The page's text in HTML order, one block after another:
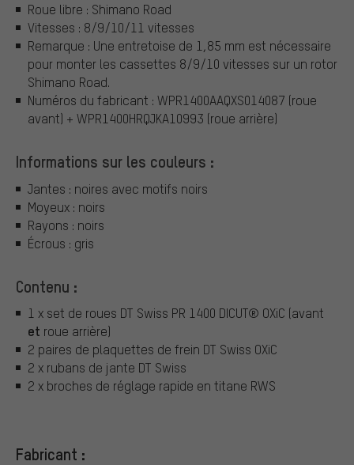
Roue libre : Shimano Road
Vitesses : 8/9/10/11 vitesses
Remarque : Une entretoise de 1,85 mm est nécessaire
pour monter les cassettes 8/9/10 vitesses sur un rotor
Shimano Road.
Numéros du fabricant : WPR1400AAQXS014087 (roue
avant) + WPR1400HRQJKA10993 (roue arrière)
Informations sur les couleurs :
Jantes : noires avec motifs noirs
Moyeux : noirs
Rayons : noirs
Écrous : gris
Contenu :
1 x set de roues DT Swiss PR 1400 DICUT® OXiC (avant
et roue arrière)
2 paires de plaquettes de frein DT Swiss OXiC
2 x rubans de jante DT Swiss
2 x broches de réglage rapide en titane RWS
Fabricant :